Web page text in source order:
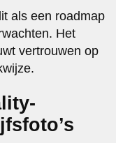
als een roadmap
Het
vertrouwen op